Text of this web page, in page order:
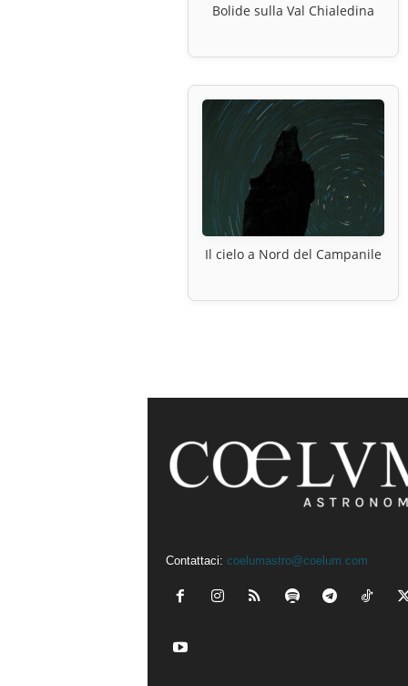
Bolide sulla Val Chialedina
Il cielo a Nord del Campanile
Contattaci: coelumastro@coelum.com